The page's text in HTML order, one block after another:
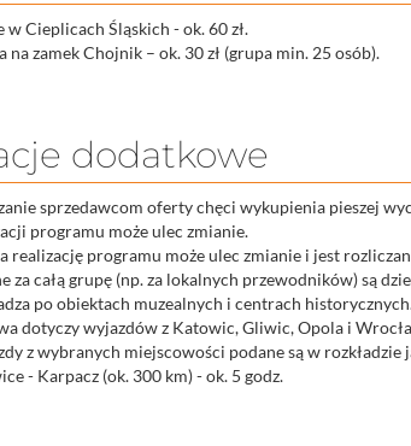
w Cieplicach Śląskich - ok. 60 zł.
na zamek Chojnik – ok. 30 zł (grupa min. 25 osób).
dodatkowe
sprzedawcom oferty chęci wykupienia pieszej
programu może ulec zmianie.
realizację programu może ulec zmianie i jest
za całą grupę (np. za lokalnych przewodników) są
po obiektach muzealnych i centrach
dotyczy wyjazdów z Katowic, Gliwic, Opola i
z wybranych miejscowości podane są w rozkładzie
- Karpacz (ok. 300 km) - ok. 5 godz.